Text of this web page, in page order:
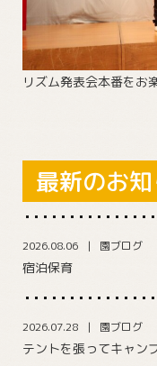
リズム発表会本番をお
最新のお
2026.08.06 園ブログ
宿泊保育
2026.07.28 園ブログ
テントを張ってキャン